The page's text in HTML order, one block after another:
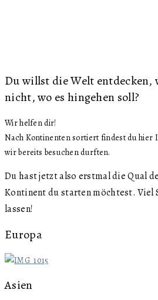
Du willst die Welt entdecken,
nicht, wo es hingehen soll?
Wir helfen dir!
Nach Kontinenten sortiert findest du hier
wir bereits besuchen durften.
Du hast jetzt also erstmal die Qual
Kontinent du starten möchtest. Viel
lassen!
Europa
Asien